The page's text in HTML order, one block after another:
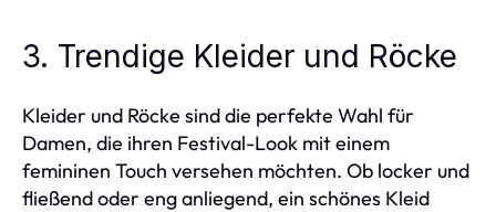
3. Trendige Kleider und Röcke
Kleider und Röcke sind die perfekte Wahl für
Damen, die ihren Festival-Look mit einem
femininen Touch versehen möchten. Ob locker und
fließend oder eng anliegend, ein schönes Kleid